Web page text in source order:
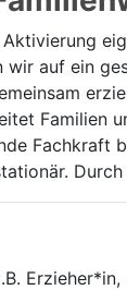
auf ein
Familien